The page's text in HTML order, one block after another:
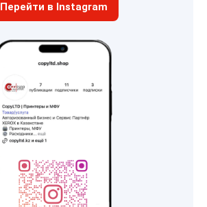
Перейти в Instagram